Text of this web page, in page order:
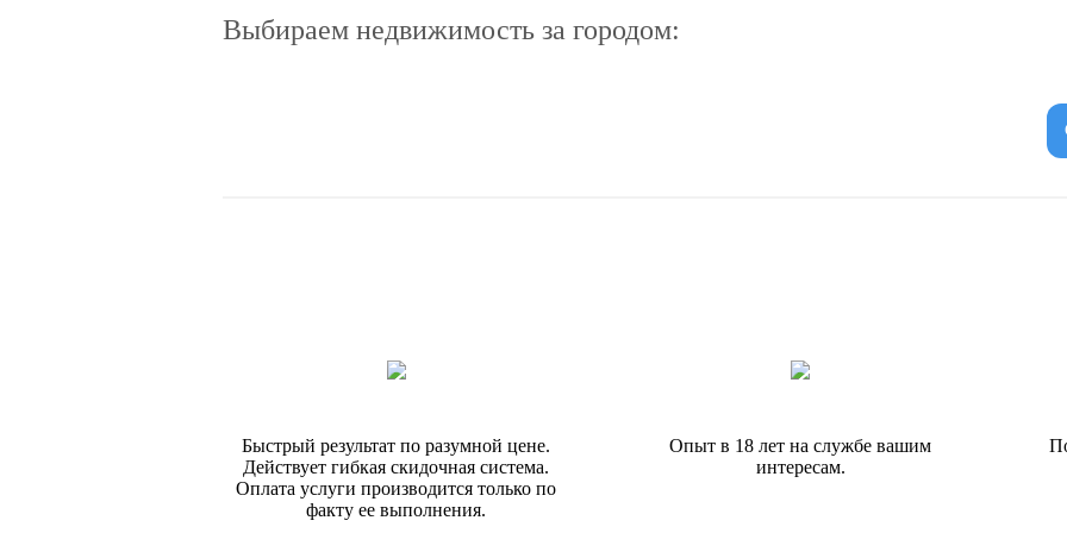
Выбираем недвижимость за городом:
Быстрый результат по разумной цене.
Действует гибкая скидочная система.
Оплата услуги производится только по
факту ее выполнения.
Опыт в 18 лет на службе вашим
интересам.